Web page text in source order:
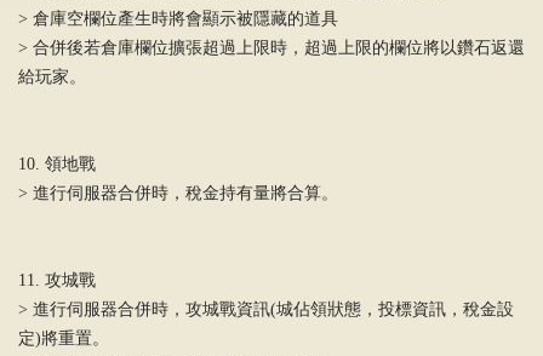
> 倉庫空欄位產生時將會顯示被隱藏的道具
> 合併後若倉庫欄位擴張超過上限時，超過上限的欄位將以鑽石返還
給玩家。
10. 領地戰
> 進行伺服器合併時，稅金持有量將合算。
11. 攻城戰
> 進行伺服器合併時，攻城戰資訊(城佔領狀態，投標資訊，稅金設
定)將重置。